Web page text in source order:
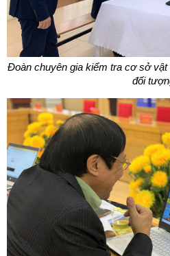
Đoàn chuyên gia kiểm tra cơ sở
đối